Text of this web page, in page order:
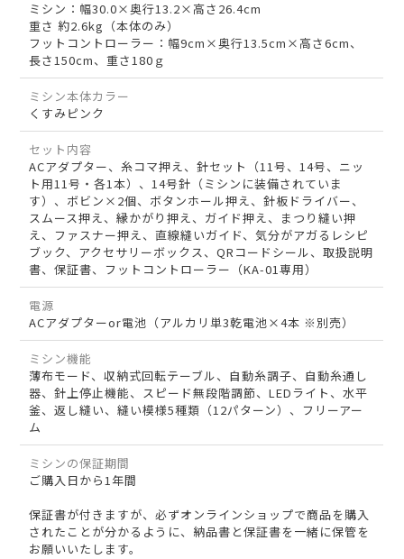
ミシン：幅30.0×奥行13.2×高さ26.4cm
重さ 約2.6kg（本体のみ）
フットコントローラー：幅9cm×奥行13.5cm×高さ6cm、
長さ150cm、重さ180ｇ
ミシン本体カラー
くすみピンク
セット内容
ACアダプター、糸コマ押え、針セット（11号、14号、ニッ
ト用11号・各1本）、14号針（ミシンに装備されていま
す）、ボビン×2個、ボタンホール押え、針板ドライバー、
スムース押え、縁かがり押え、ガイド押え、まつり縫い押
え、ファスナー押え、直線縫いガイド、気分がアガるレシピ
ブック、アクセサリーボックス、QRコードシール、取扱説明
書、保証書、フットコントローラー（KA-01専用）
電源
ACアダプターor電池（アルカリ単3乾電池×4本 ※別売）
ミシン機能
薄布モード、収納式回転テーブル、自動糸調子、自動糸通し
器、針上停止機能、スピード無段階調節、LEDライト、水平
釜、返し縫い、縫い模様5種類（12パターン）、フリーアー
ム
ミシンの保証期間
ご購入日から1年間
保証書が付きますが、必ずオンラインショップで商品を購入
されたことが分かるように、納品書と保証書を一緒に保管を
お願いいたします。